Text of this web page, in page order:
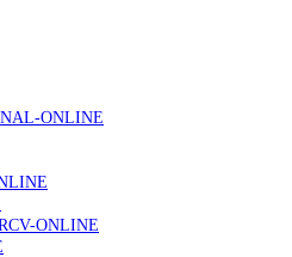
“Da urgência ao tribunal, cada
profissional faz a diferença”
“Frequência Cardio – Sintoniza-
da Bayer
ONLINE
ONLINE